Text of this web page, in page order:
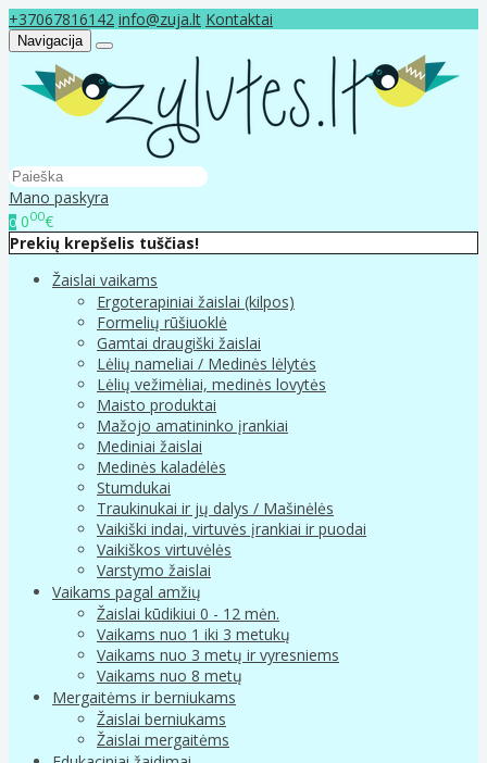
+37067816142 info@zuja.lt Kontaktai
Navigacija
Mano paskyra
0 000€
Prekių krepšelis tuščias!
Žaislai vaikams
Ergoterapiniai žaislai (kilpos)
Formelių rūšiuoklė
Gamtai draugiški žaislai
Lėlių nameliai / Medinės lėlytės
Lėlių vežimėliai, medinės lovytės
Maisto produktai
Mažojo amatininko įrankiai
Mediniai žaislai
Medinės kaladėlės
Stumdukai
Traukinukai ir jų dalys / Mašinėlės
Vaikiški indai, virtuvės įrankiai ir puodai
Vaikiškos virtuvėlės
Varstymo žaislai
Vaikams pagal amžių
Žaislai kūdikiui 0 - 12 mėn.
Vaikams nuo 1 iki 3 metukų
Vaikams nuo 3 metų ir vyresniems
Vaikams nuo 8 metų
Mergaitėms ir berniukams
Žaislai berniukams
Žaislai mergaitėms